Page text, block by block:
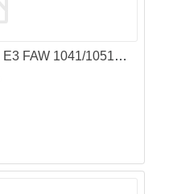
Жгут проводов двигателя E3 FAW 1041/1051 E3